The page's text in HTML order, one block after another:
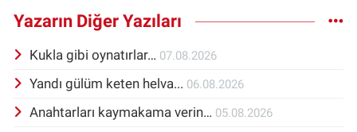
Yazarın Diğer Yazıları
Kukla gibi oynatırlar… 07.08.2026
Yandı gülüm keten helva... 06.08.2026
Anahtarları kaymakama verin… 05.08.2026